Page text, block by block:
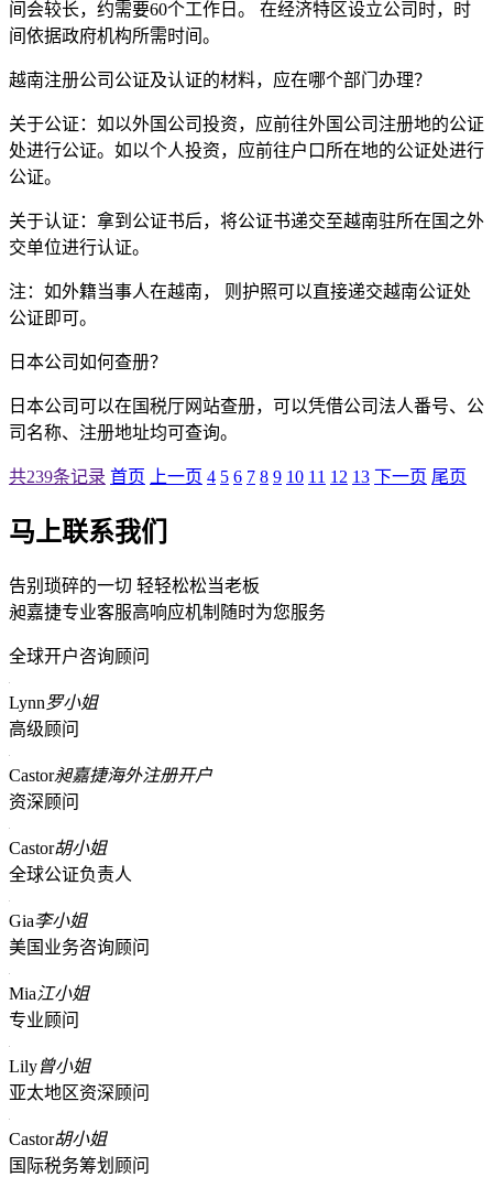
间会较长，约需要60个工作日。 在经济特区设立公司时，时
间依据政府机构所需时间。
越南注册公司公证及认证的材料，应在哪个部门办理？
关于公证：如以外国公司投资，应前往外国公司注册地的公证
处进行公证。如以个人投资，应前往户口所在地的公证处进行
公证。
关于认证：拿到公证书后，将公证书递交至越南驻所在国之外
交单位进行认证。
注：如外籍当事人在越南， 则护照可以直接递交越南公证处
公证即可。
日本公司如何查册？
日本公司可以在国税厅网站查册，可以凭借公司法人番号、公
司名称、注册地址均可查询。
共239条记录 首页 上一页 4 5 6 7 8 9 10 11 12 13 下一页 尾页
马上联系我们
告别琐碎的一切 轻轻松松当老板
昶嘉捷专业客服高响应机制随时为您服务
全球开户咨询顾问
Lynn罗小姐
高级顾问
Castor昶嘉捷海外注册开户
资深顾问
Castor胡小姐
全球公证负责人
Gia李小姐
美国业务咨询顾问
Mia江小姐
专业顾问
Lily曾小姐
亚太地区资深顾问
Castor胡小姐
国际税务筹划顾问